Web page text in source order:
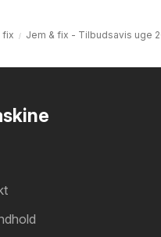
fix Jem & fix - Tilbudsavis uge